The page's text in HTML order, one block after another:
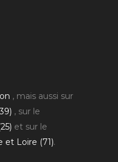
, mais aussi sur
, sur le
et sur le
et Loire (71).